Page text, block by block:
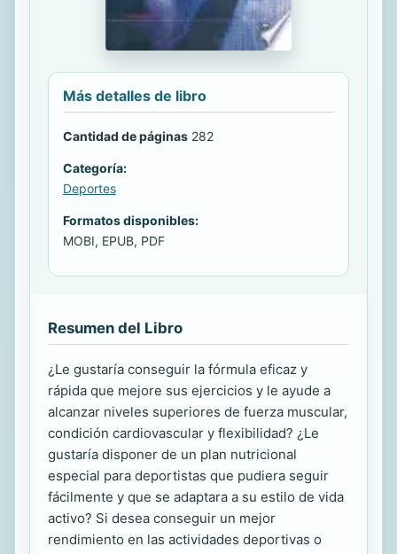
Más detalles de libro
Cantidad de páginas 282
Categoría:
Deportes
Formatos disponibles:
MOBI, EPUB, PDF
Resumen del Libro
¿Le gustaría conseguir la fórmula eficaz y
rápida que mejore sus ejercicios y le ayude a
alcanzar niveles superiores de fuerza muscular,
condición cardiovascular y flexibilidad? ¿Le
gustaría disponer de un plan nutricional
especial para deportistas que pudiera seguir
fácilmente y que se adaptara a su estilo de vida
activo? Si desea conseguir un mejor
rendimiento en las actividades deportivas o